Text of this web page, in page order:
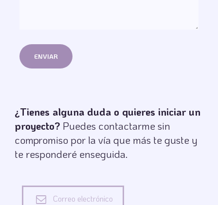
¿Tienes alguna duda o quieres iniciar un
proyecto? Puedes contactarme sin
compromiso por la vía que más te guste y
te responderé enseguida.
Correo electrónico